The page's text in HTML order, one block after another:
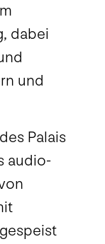
dabei
und
Palais
audio-